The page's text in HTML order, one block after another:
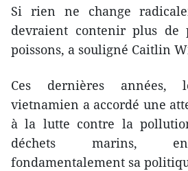
Si rien ne change
devraient contenir plus de
poissons, a souligné Caitlin
Ces dernières années,
vietnamien a accordé une
à la lutte contre la
déchets marins,
fondamentalement sa